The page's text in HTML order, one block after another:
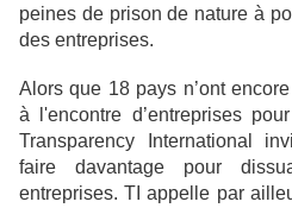
peines de prison de nature à
des entreprises.
Alors que 18 pays n’ont
à l'encontre d’entreprises
Transparency International
faire davantage pour
entreprises. TI appelle par